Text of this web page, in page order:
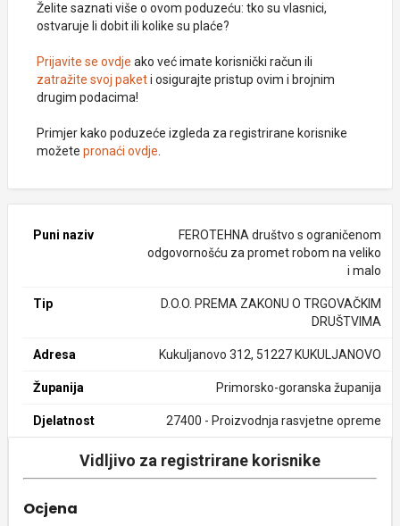
Želite saznati više o ovom poduzeću: tko su vlasnici,
ostvaruje li dobit ili kolike su plaće?
Prijavite se ovdje ako već imate korisnički račun ili
zatražite svoj paketi osigurajte pristup ovim i brojnim
drugim podacima!
Primjer kako poduzeće izgleda za registrirane korisnike
možete pronaći ovdje
Puni naziv
FEROTEHNA društvo s ograničenom
odgovornošću za promet robom na veliko
i malo
Tip
D.O.O. PREMA ZAKONU O TRGOVAČKIM
DRUŠTVIMA
Adresa Kukuljanovo 312, 51227 KUKULJANOVO
Županija Primorsko-goranska županija
Djelatnost 27400 - Proizvodnja rasvjetne opreme
Vidljivo za registrirane korisnike
Ocjena